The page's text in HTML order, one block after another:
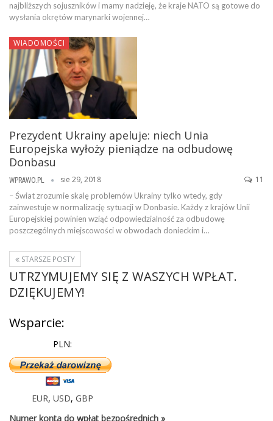
najbliższych sojuszników i mamy nadzieję, że kraje NATO są gotowe do
wysłania okrętów marynarki wojennej…
WIADOMOŚCI
Prezydent Ukrainy apeluje: niech Unia
Europejska wyłoży pieniądze na odbudowę
Donbasu
WPRAWO.PL sie 29, 2018 11
– Świat zrozumie skalę problemów Ukrainy tylko wtedy, gdy
zainwestuje w normalizację sytuacji w Donbasie. Każdy z krajów Unii
Europejskiej powinien wziąć odpowiedzialność za odbudowę
poszczególnych miejscowości w obwodach donieckim i…
STARSZE POSTY
UTRZYMUJEMY SIĘ Z WASZYCH WPŁAT.
DZIĘKUJEMY!
Wsparcie:
PLN:
EUR, USD, GBP
Numer konta do wpłat bezpośrednich »